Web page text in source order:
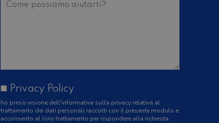
Privacy Policy
ho preso visione dell'informativa sulla privacy relativa al
trattamento dei dati personali raccolti con il presente modulo e
acconsento al loro trattamento per rispondere alla richiesta.